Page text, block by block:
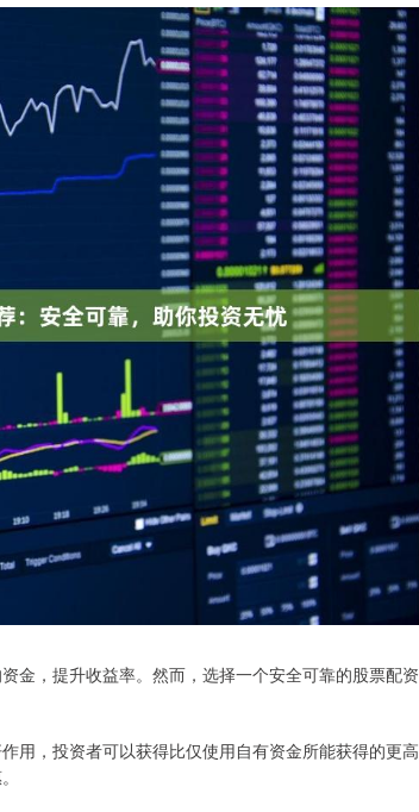
金，提升收益率。然而，选择一个安全可靠的股票配资
用，投资者可以获得比仅使用自有资金所能获得的更高